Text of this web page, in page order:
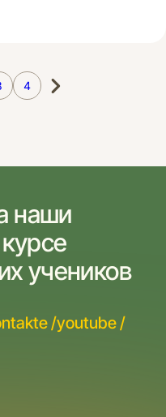
в Рейки
энергию. Вслед за
4
наши
учеников
/youtube /